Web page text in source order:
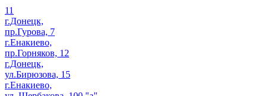
11
г.Донецк,
пр.Гурова, 7
г.Енакиево,
пр.Горняков, 12
г.Донецк,
ул.Бирюзова, 15
г.Енакиево,